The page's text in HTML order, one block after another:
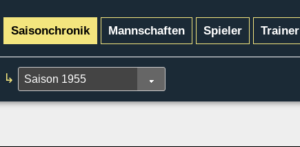
Saisonchronik Mannschaften Spieler Trainer
↳